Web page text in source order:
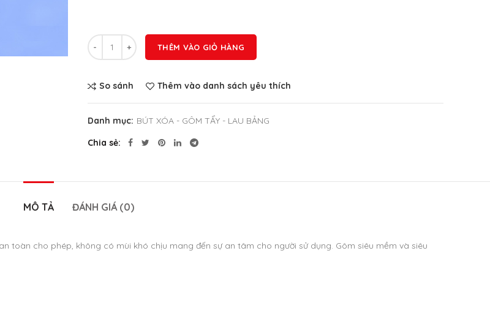
Số lượng
THÊM VÀO GIỎ HÀNG
So sánh Thêm vào danh sách yêu thích
Danh mục: BÚT XÓA - GÔM TẨY - LAU BẢNG
Chia sẻ
MÔ TẢ ĐÁNH GIÁ (0)
toàn cho phép, không có mùi khó chịu mang đến sự an tâm cho người sử dụng. Gôm siêu mềm và siêu